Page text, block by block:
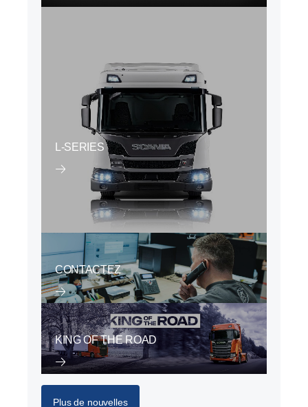
L-SERIES
CONTACTEZ
KING OF THE ROAD
Plus de nouvelles